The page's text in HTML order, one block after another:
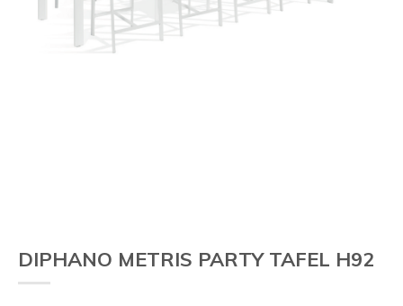
DIPHANO METRIS PARTY TAFEL H92